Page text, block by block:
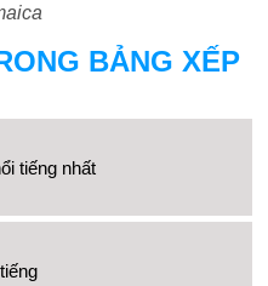
BẢNG XẾP
tiếng nhất